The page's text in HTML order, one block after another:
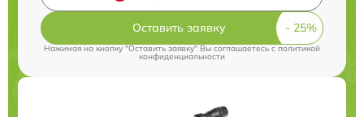
Оставить заявку
Нажимая на кнопку "Оставить заявку" Вы соглашаетесь cполитикой
конфиденциальности